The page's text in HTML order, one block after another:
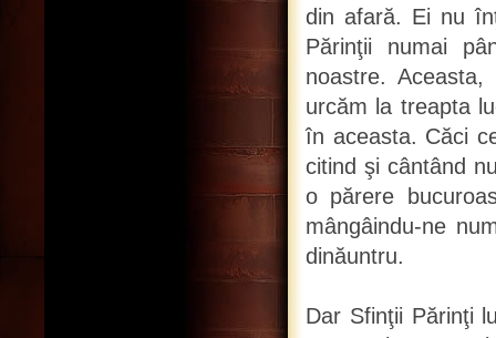
din afară. Ei nu
Părinţii numai
noastre.
urcăm la treapta
în aceasta. Căci
citind şi cântând
o părere
mângâindu-ne
dinăuntru.
Dar Sfinţii Părinţi